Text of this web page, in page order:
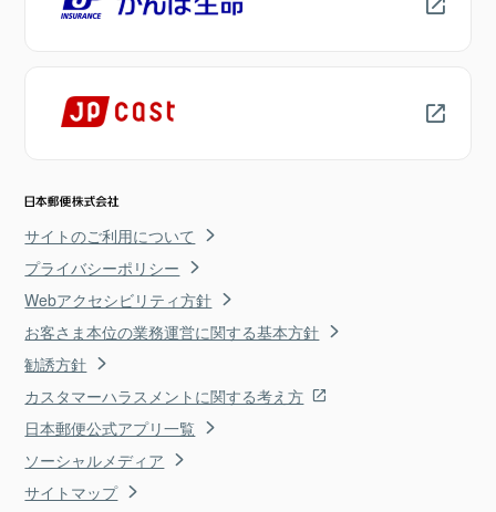
サイトのご利用について
プライバシーポリシー
Webアクセシビリティ方針
お客さま本位の業務運営に関する基本方針
勧誘方針
カスタマーハラスメントに関する考え方
日本郵便公式アプリ一覧
ソーシャルメディア
サイトマップ